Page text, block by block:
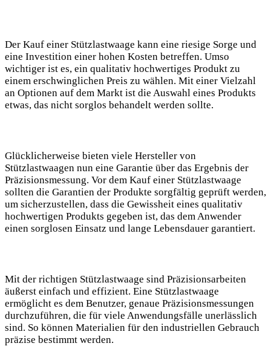
Der Kauf einer Stützlastwaage kann eine riesige Sorge und
eine Investition einer hohen Kosten betreffen. Umso
wichtiger ist es, ein qualitativ hochwertiges Produkt zu
einem erschwinglichen Preis zu wählen. Mit einer Vielzahl
an Optionen auf dem Markt ist die Auswahl eines Produkts
etwas, das nicht sorglos behandelt werden sollte.
Glücklicherweise bieten viele Hersteller von
Stützlastwaagen nun eine Garantie über das Ergebnis der
Präzisionsmessung. Vor dem Kauf einer Stützlastwaage
sollten die Garantien der Produkte sorgfältig geprüft werden,
um sicherzustellen, dass die Gewissheit eines qualitativ
hochwertigen Produkts gegeben ist, das dem Anwender
einen sorglosen Einsatz und lange Lebensdauer garantiert.
Mit der richtigen Stützlastwaage sind Präzisionsarbeiten
äußerst einfach und effizient. Eine Stützlastwaage
ermöglicht es dem Benutzer, genaue Präzisionsmessungen
durchzuführen, die für viele Anwendungsfälle unerlässlich
sind. So können Materialien für den industriellen Gebrauch
präzise bestimmt werden.